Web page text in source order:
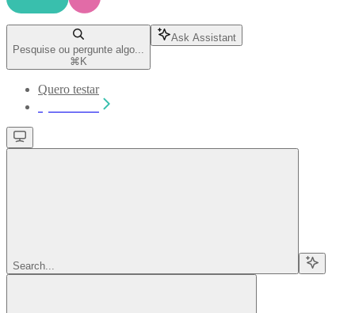
Pesquise ou pergunte algo...
⌘ K
Ask Assistant
Quero testar
Search...